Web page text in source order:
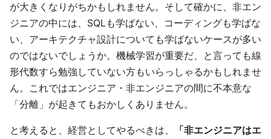
が大きくなりがちかもしれません。そして確かに、非エン
ジニアの中には、SQLも学ばない、コーディングも学ばな
い、アーキテクチャ設計についても学ばないケースが多い
のではないでしょうか。機械学習が重要だ、と言っても線
形代数すら勉強していない方もいらっしゃるかもしれませ
ん。これではエンジニア・非エンジニアの間に不本意な
「分離」が起きてもおかしくありません。
と考えると、経営としてやるべきは、
「非エンジニアはエ